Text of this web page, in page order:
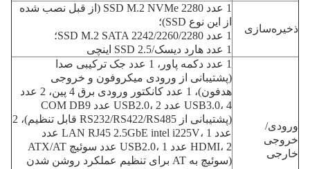
ذخیره‌سازی
1 عدد SSD M.2 NVMe 2280 (از قبل نصب شده
از این نوع SSD)؛
ورودی/
خروجی
خارجی
1 عدد دکمه پاور، 1 عدد جک ترکیبی صدا
(پشتیبانی از ورودی میکروفون و خروجی
هدفون)، 1 عدد کانکتور ورودی برق 4 پین، 2 عدد
USB3.0، 4 عدد USB2.0، 2 عدد COM DB9
(پشتیبانی از RS232/RS422/RS485 قابل تنظیم)، 2
عدد LAN RJ45 2.5GbE intel i225V، 1 عدد
HDMI، 2 عدد USB2.0، 1 عدد سوئیچ ATX/AT
(سوئیچ به AT برای تنظیم عملکرد روشن شدن